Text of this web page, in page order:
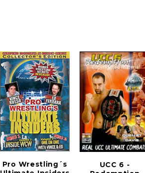
Pro Wrestling´s
UCC 6 -